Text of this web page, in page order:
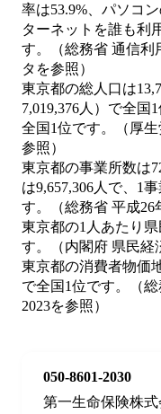
率は53.9%、パソコ
ターネットを誰も利
す。（総務省 通信利
タを参照）
東京都の総人口は
7,019,376人）で全国
全国1位です。（厚
参照）
東京都の事業所数は
は9,657,306人で、1
す。（総務省 平成26
東京都の1人あたり
す。（内閣府 県民経
東京都の消費者物価
で全国1位です。（
2023を参照）
050-8601-2030
第一生命保険株